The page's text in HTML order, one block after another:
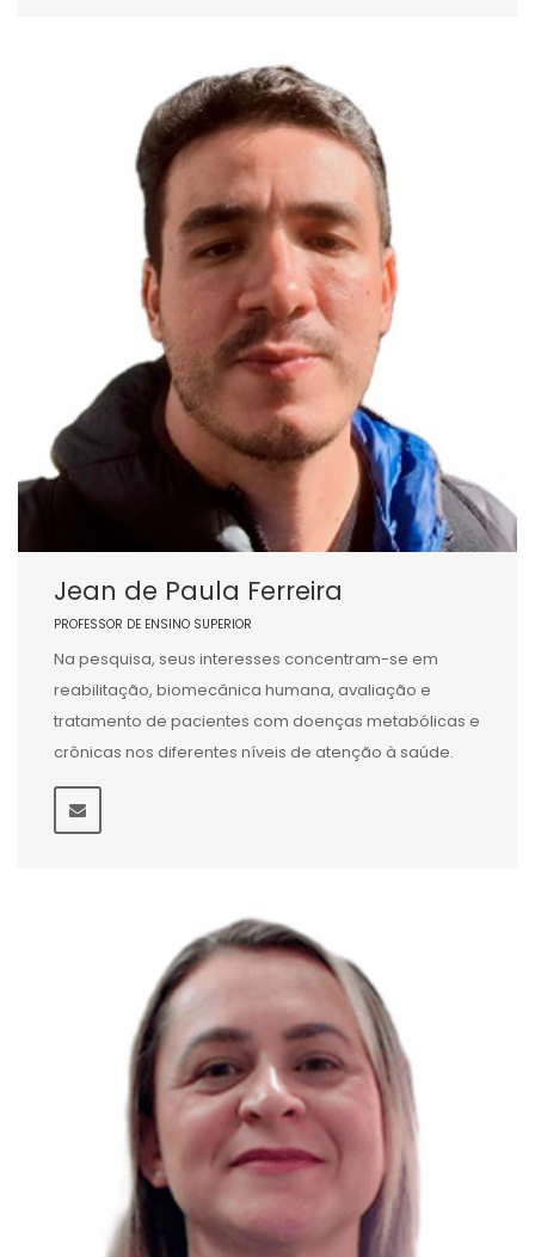
Jean de Paula Ferreira
PROFESSOR DE ENSINO SUPERIOR
Na pesquisa, seus interesses concentram-se em
reabilitação, biomecânica humana, avaliação e
tratamento de pacientes com doenças metabólicas e
crônicas nos diferentes níveis de atenção à saúde.